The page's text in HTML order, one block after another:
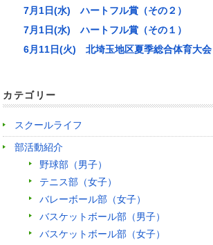
7月1日(水) ハートフル賞（その２）
7月1日(水) ハートフル賞（その１）
6月11日(火) 北埼玉地区夏季総合体育大会
カテゴリー
スクールライフ
部活動紹介
野球部（男子）
テニス部（女子）
バレーボール部（女子）
バスケットボール部（男子）
バスケットボール部（女子）